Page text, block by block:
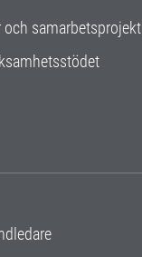
samarbetsprojekt